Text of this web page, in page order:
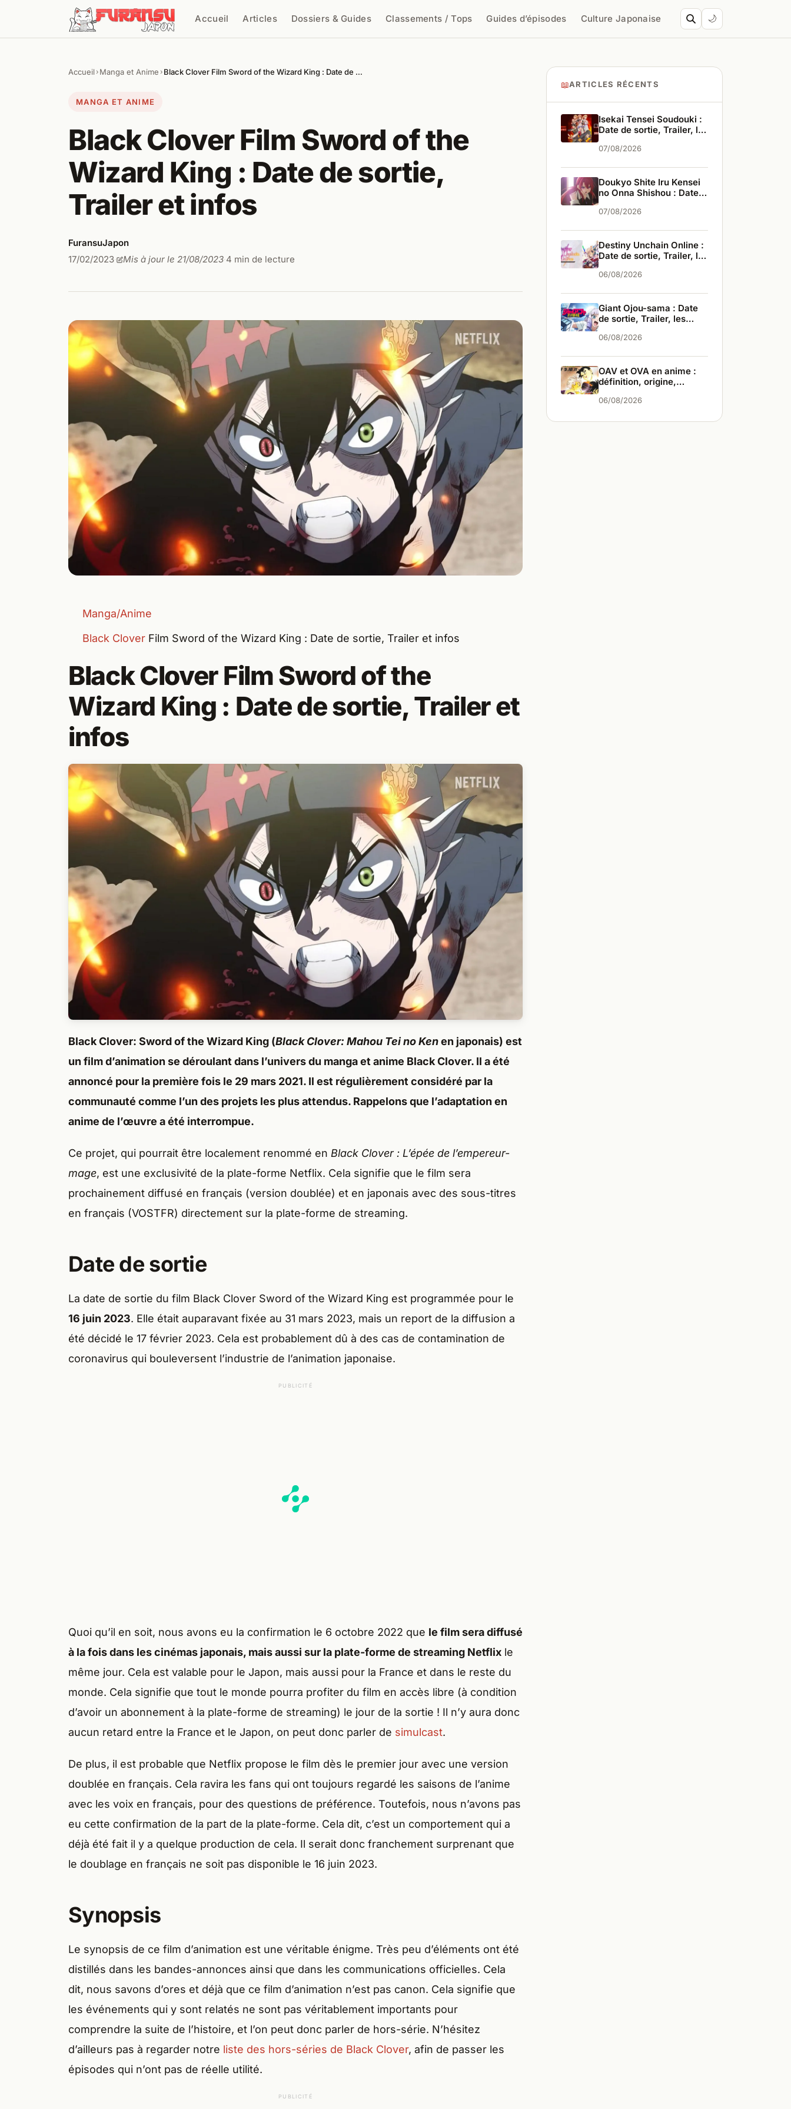
Aller au contenu
Accueil Articles Dossiers & Guides Classements / Tops Guides d’épisodes Culture Japonaise 🌙
Chercher
Accueil › Manga et Anime › Black Clover Film Sword of the Wizard King : Date de …
MANGA ET ANIME
Black Clover Film Sword of the
Wizard King : Date de sortie,
Trailer et infos
FuransuJapon
17/02/2023· Mis à jour le 21/08/2023·4 min de lecture
Manga/Anime
Black Clover Film Sword of the Wizard King : Date de sortie, Trailer et infos
Black Clover Film Sword of the
Wizard King : Date de sortie, Trailer et
infos
Black Clover: Sword of the Wizard King (Black Clover: Mahou Tei no Kenen japonais) est
un film d’animation se déroulant dans l’univers du manga et anime Black Clover. Il a été
annoncé pour la première fois le 29 mars 2021. Il est régulièrement considéré par la
communauté comme l’un des projets les plus attendus. Rappelons que l’adaptation en
anime de l’œuvre a été interrompue.
Ce projet, qui pourrait être localement renommé en Black Clover : L’épée de l’empereur-
mage, est une exclusivité de la plate-forme Netflix. Cela signifie que le film sera
prochainement diffusé en français (version doublée) et en japonais avec des sous-titres
en français (VOSTFR) directement sur la plate-forme de streaming.
Date de sortie
La date de sortie du film Black Clover Sword of the Wizard King est programmée pour le
16 juin 2023. Elle était auparavant fixée au 31 mars 2023, mais un report de la diffusion a
été décidé le 17 février 2023. Cela est probablement dû à des cas de contamination de
coronavirus qui bouleversent l’industrie de l’animation japonaise.
PUBLICITÉ
Quoi qu’il en soit, nous avons eu la confirmation le 6 octobre 2022 que le film sera diffusé
à la fois dans les cinémas japonais, mais aussi sur la plate-forme de streaming Netflix le
même jour. Cela est valable pour le Japon, mais aussi pour la France et dans le reste du
monde. Cela signifie que tout le monde pourra profiter du film en accès libre (à condition
d’avoir un abonnement à la plate-forme de streaming) le jour de la sortie ! Il n’y aura donc
aucun retard entre la France et le Japon, on peut donc parler de simulcast.
De plus, il est probable que Netflix propose le film dès le premier jour avec une version
doublée en français. Cela ravira les fans qui ont toujours regardé les saisons de l’anime
avec les voix en français, pour des questions de préférence. Toutefois, nous n’avons pas
eu cette confirmation de la part de la plate-forme. Cela dit, c’est un comportement qui a
déjà été fait il y a quelque production de cela. Il serait donc franchement surprenant que
le doublage en français ne soit pas disponible le 16 juin 2023.
Synopsis
Le synopsis de ce film d’animation est une véritable énigme. Très peu d’éléments ont été
distillés dans les bandes-annonces ainsi que dans les communications officielles. Cela
dit, nous savons d’ores et déjà que ce film d’animation n’est pas canon. Cela signifie que
les événements qui y sont relatés ne sont pas véritablement importants pour
comprendre la suite de l’histoire, et l’on peut donc parler de hors-série. N’hésitez
d’ailleurs pas à regarder notre liste des hors-séries de Black Clover, afin de passer les
épisodes qui n’ont pas de réelle utilité.
PUBLICITÉ
📖ARTICLES RÉCENTS
Isekai Tensei Soudouki :
Date de sortie, Trailer, les
07/08/2026
Doukyo Shite Iru Kensei
no Onna Shishou : Date
infos
07/08/2026
Destiny Unchain Online :
Date de sortie, Trailer, les
06/08/2026
Giant Ojou-sama : Date
de sortie, Trailer, les
06/08/2026
OAV et OVA en anime :
définition, origine,
06/08/2026